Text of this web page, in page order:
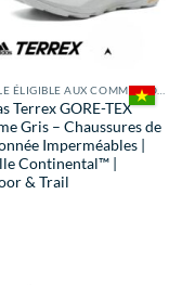
Terrex GORE-TEX
Gris – Chaussures de
Imperméables |
Continental™ |
& Trail